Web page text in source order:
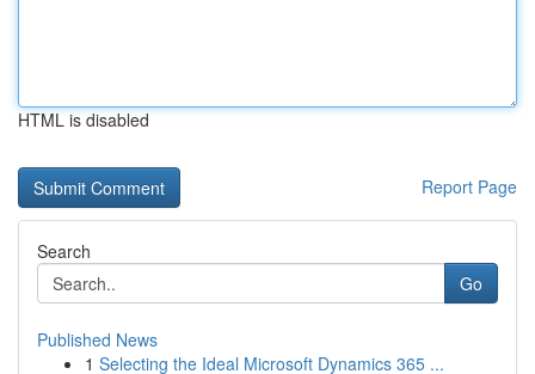
HTML is disabled
Report Page
Search
Go
Published News
1 Selecting the Ideal Microsoft Dynamics 365 ...